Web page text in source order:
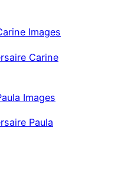
Images
Images